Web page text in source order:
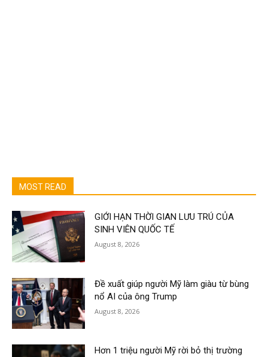
MOST READ
GIỚI HẠN THỜI GIAN LƯU TRÚ CỦA
SINH VIÊN QUỐC TẾ
August 8, 2026
Đề xuất giúp người Mỹ làm giàu từ bùng
nổ AI của ông Trump
August 8, 2026
Hơn 1 triệu người Mỹ rời bỏ thị trường